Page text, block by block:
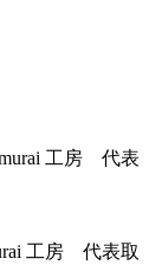
工房 代表取